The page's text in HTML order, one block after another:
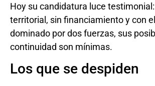
Hoy su candidatura luce
territorial, sin financiamiento y con
dominado por dos fuerzas, sus
continuidad son mínimas.
Los que se despiden